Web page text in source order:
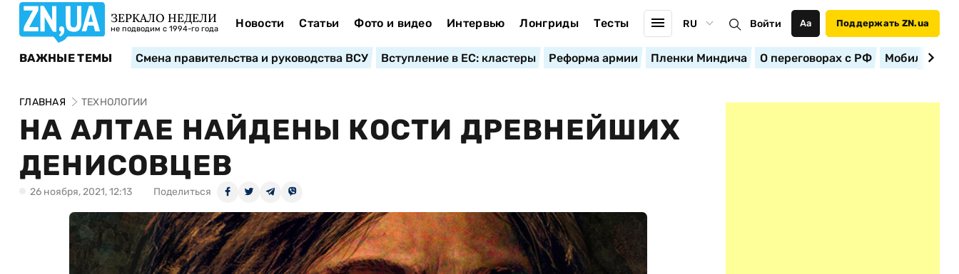
ЗЕРКАЛО НЕДЕЛИ
не подводим с 1994-го года Новости Статьи Фото и видео Интервью Лонгриды Тесты RU Войти Аа Поддержать ZN.ua
ВАЖНЫЕ ТЕМЫ Смена правительства и руководства ВСУ Вступление в ЕС: кластеры Реформа армии Пленки Миндича О переговорах с РФ
ГЛАВНАЯ ТЕХНОЛОГИИ
НА АЛТАЕ НАЙДЕНЫ КОСТИ ДРЕВНЕЙШИХ
ДЕНИСОВЦЕВ
26 ноября, 2021, 12:13 Поделиться